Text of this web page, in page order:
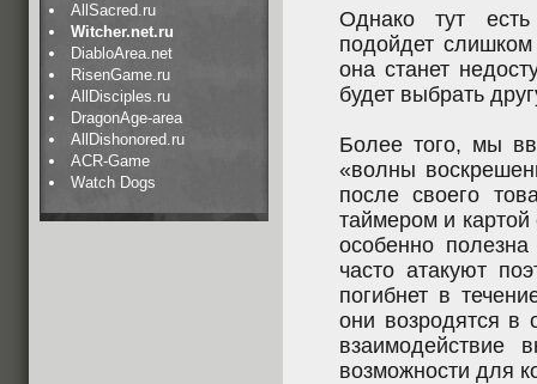
AllSacred.ru
Witcher.net.ru
DiabloArea.net
RisenGame.ru
AllDisciples.ru
DragonAge-area
AllDishonored.ru
ACR-Game
Watch Dogs
Однако тут
подойдет
она станет
будет выбрать
Более того, мы
«волны
после своего
таймером и
особенно
часто атакуют
погибнет в
они возродятся
взаимодействие
возможности для